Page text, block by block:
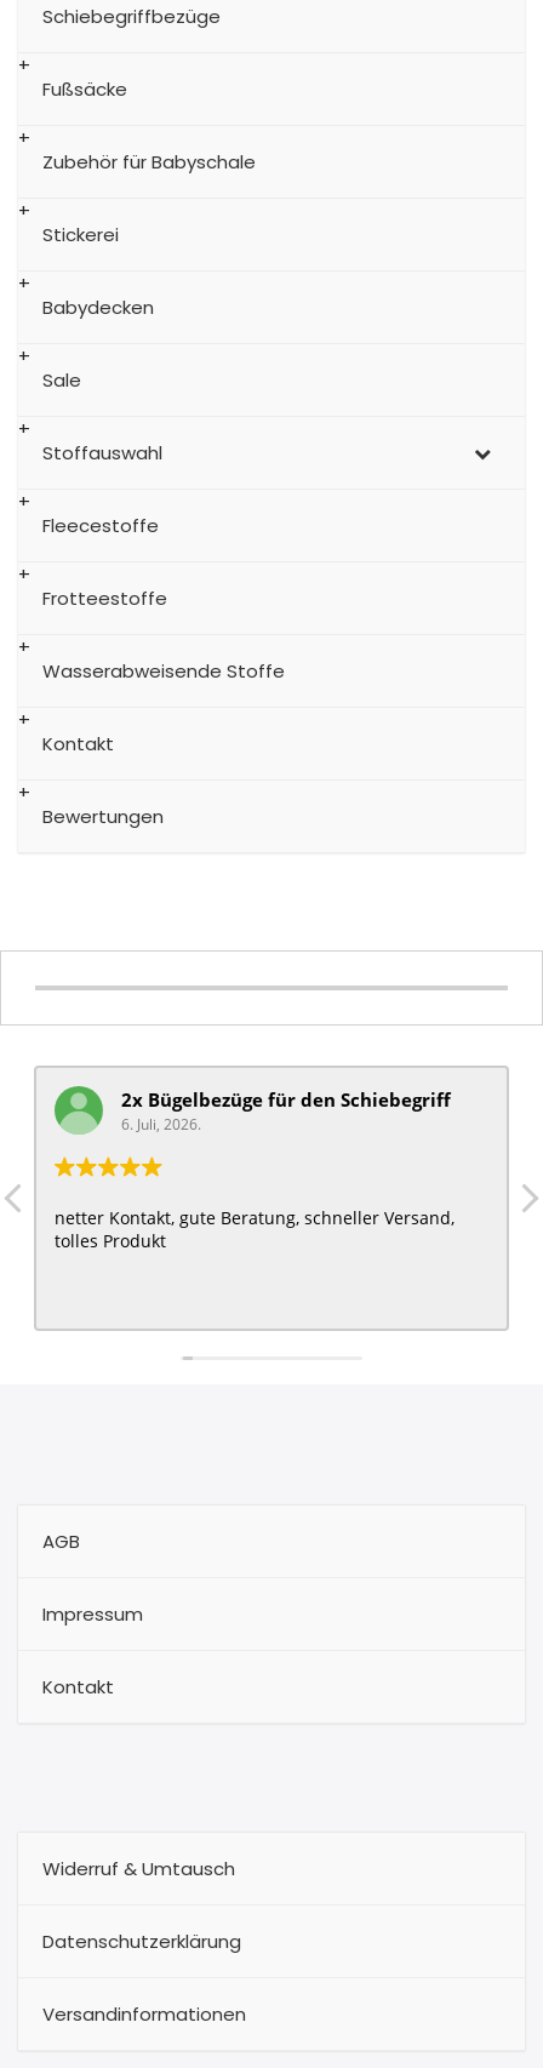
Schiebegriffbezüge
Fußsäcke
Zubehör für Babyschale
Stickerei
Babydecken
Sale
Stoffauswahl
Fleecestoffe
Frotteestoffe
Wasserabweisende Stoffe
Kontakt
Bewertungen
2x Bügelbezüge für ​den Schiebegriff
6. Juli, 2026.
netter Kontakt, gute Beratung, schneller Versand,
tolles Produkt
AGB
Impressum
Kontakt
Widerruf & Umtausch
Datenschutzerklärung
Versandinformationen